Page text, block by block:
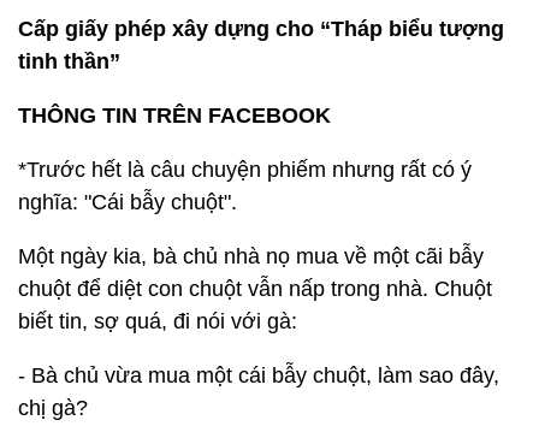
Cấp giấy phép xây dựng cho “Tháp biểu tượng
tinh thần”
THÔNG TIN TRÊN FACEBOOK
*Trước hết là câu chuyện phiếm nhưng rất có ý
nghĩa: "Cái bẫy chuột".
Một ngày kia, bà chủ nhà nọ mua về một cãi bẫy
chuột để diệt con chuột vẫn nấp trong nhà. Chuột
biết tin, sợ quá, đi nói với gà:
- Bà chủ vừa mua một cái bẫy chuột, làm sao đây,
chị gà?